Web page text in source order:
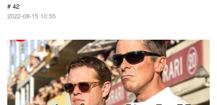
# 42
2022-08-15 10:55